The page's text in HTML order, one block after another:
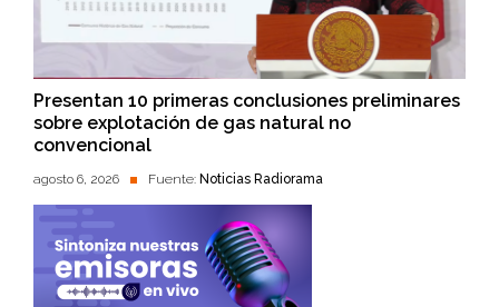
Presentan 10 primeras conclusiones preliminares
sobre explotación de gas natural no
convencional
agosto 6, 2026 Fuente: Noticias Radiorama